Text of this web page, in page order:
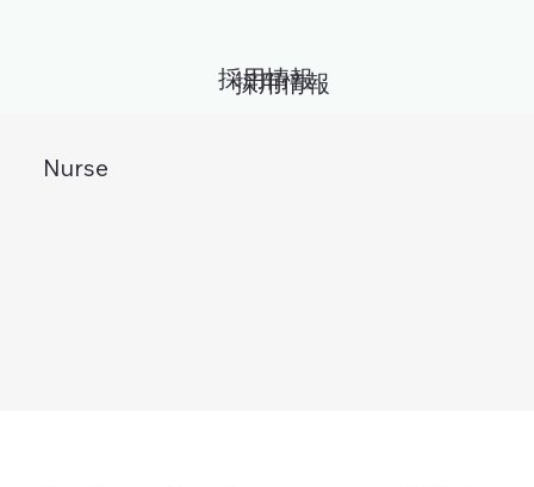
採用情報
採用情報
Nurse